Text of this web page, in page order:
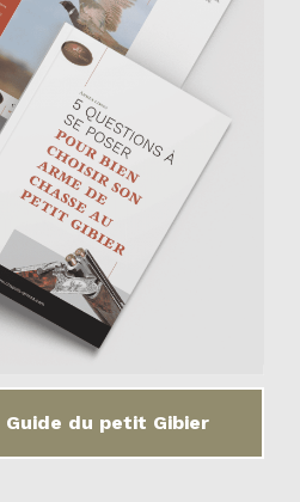
du petit Gibier